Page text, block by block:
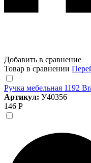
Добавить в сравнение
Товар в сравнении
Ручка мебельная 1192
Артикул: У40356
146 Р